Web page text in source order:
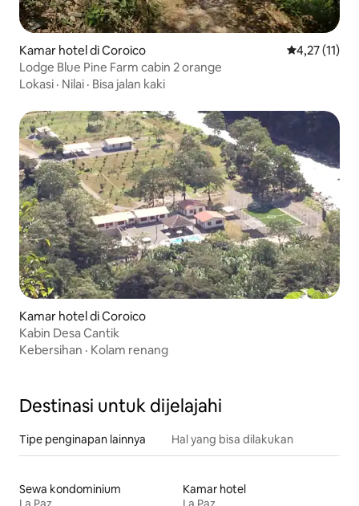
Kamar hotel di Coroico Nilai rata-
4,27 (11)
Lodge Blue Pine Farm cabin 2 orange
Lokasi · Nilai · Bisa jalan kaki
Kamar hotel di Coroico
Kabin Desa Cantik
Kebersihan · Kolam renang
Destinasi untuk dijelajahi
Tipe penginapan lainnya Hal yang bisa dilakukan
Sewa kondominium
Kamar hotel